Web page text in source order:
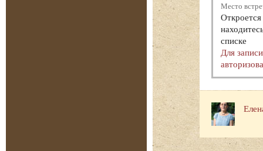
Место
списке
Для